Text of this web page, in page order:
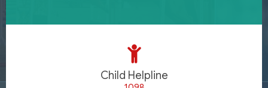
Child Helpline